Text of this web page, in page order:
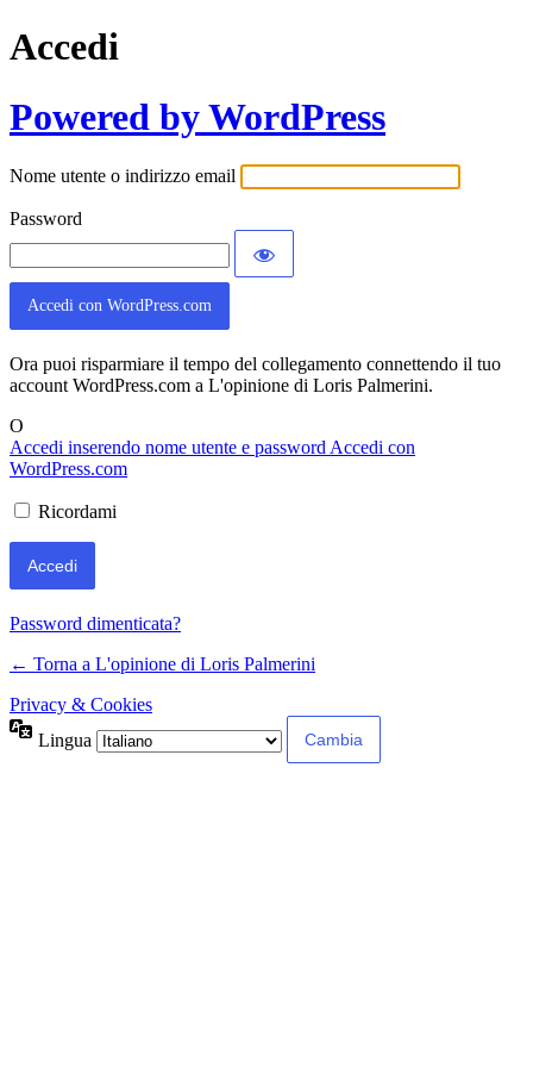
Accedi
Powered by WordPress
Nome utente o indirizzo email
Password
Accedi con WordPress.com
Ora puoi risparmiare il tempo del collegamento connettendo il tuo
account WordPress.com a L'opinione di Loris Palmerini.
O
Accedi inserendo nome utente e password Accedi con
WordPress.com
Ricordami
Password dimenticata?
← Torna a L'opinione di Loris Palmerini
Privacy & Cookies
Lingua